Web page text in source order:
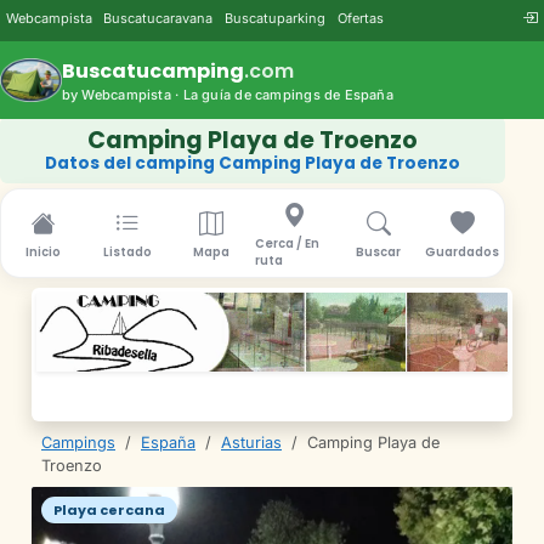
Webcampista Buscatucaravana Buscatuparking Ofertas
Buscatucamping.com
by Webcampista · La guía de campings de España
Camping Playa de Troenzo
Datos del camping Camping Playa de Troenzo
Inicio Listado Mapa
Cerca / En
ruta
Buscar Guardados
Campings / España / Asturias / Camping Playa de
Troenzo
Playa cercana